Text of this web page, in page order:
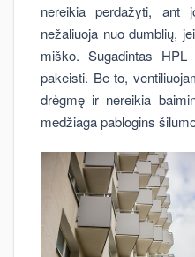
nereikia perdažyti, ant
nežaliuoja nuo dumblių,
miško. Sugadintas
pakeisti. Be to,
drėgmę ir nereikia
medžiaga pablogins